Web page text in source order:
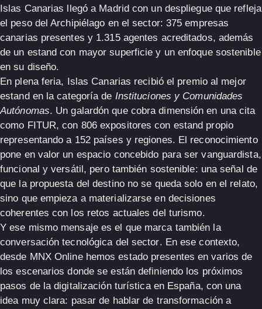
Islas Canarias llegó a Madrid con un despliegue que refleja
el peso del Archipiélago en el sector: 375 empresas
canarias presentes y 1.315 agentes acreditados, además
de un estand con mayor superficie y un enfoque sostenible
en su diseño.
En plena feria, Islas Canarias recibió el premio al mejor
estanden la categoría de Instituciones y Comunidades
Autónomas. Un galardón que cobra dimensión en una cita
como FITUR, con 806 expositores con estand propio
representando a 152 países y regiones. El reconocimiento
pone en valor un espacio concebido para servanguardista,
funcional y versátil, pero también sostenible: una señal de
que la propuesta del destino no se queda solo en el relato,
sino que empieza a materializarse en decisiones
coherentes con los retos actuales del turismo.
Y ese mismo mensaje es el que marca también la
conversación tecnológica del sector. En ese contexto,
desde MNX Onlinehemos estado presentes en varios de
los escenarios donde se están definiendo los próximos
pasos de la digitalización turística en España, con una
idea muy clara: pasar de hablar de transformación a